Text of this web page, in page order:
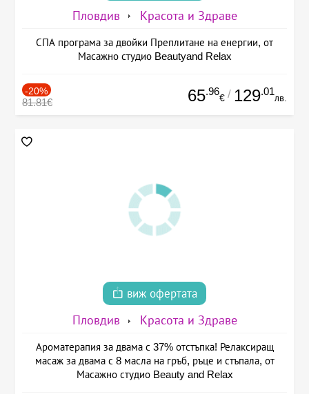
Пловдив Красота и Здраве
СПА програма за двойки Преплитане на енергии, от
Масажно студио Beautyand Relax
-20%
81.81€ 65.96
€ / 129.01
лв.
виж офертата
Пловдив Красота и Здраве
Ароматерапия за двама с 37% отстъпка! Релаксиращ
масаж за двама с 8 масла на гръб, ръце и стъпала, от
Масажно студио Beauty and Relax